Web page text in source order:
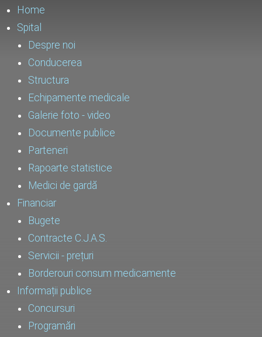
Home
Spital
Despre noi
Conducerea
Structura
Echipamente medicale
Galerie foto - video
Documente publice
Parteneri
Rapoarte statistice
Medici de gardă
Financiar
Bugete
Contracte C.J.A.S.
Servicii - prețuri
Borderouri consum medicamente
Informații publice
Concursuri
Programări